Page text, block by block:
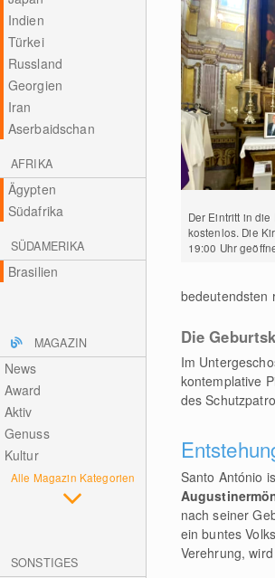
Indien
Türkei
Russland
Georgien
Iran
Aserbaidschan
AFRIKA
Ägypten
Südafrika
SÜDAMERIKA
Brasilien
MAGAZIN
News
Award
Aktiv
Genuss
Kultur
Alle Magazin Kategorien
SONSTIGES
Der Eintritt in
kostenlos. Die
19:00 Uhr
bedeutendsten
Die
Im
kontemplative
des
Santo António
nach seiner
ein buntes
Verehrung,